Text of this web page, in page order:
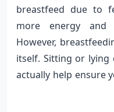
breastfeed due to
more energy
However,
itself. Sitting or lying
actually help ensure